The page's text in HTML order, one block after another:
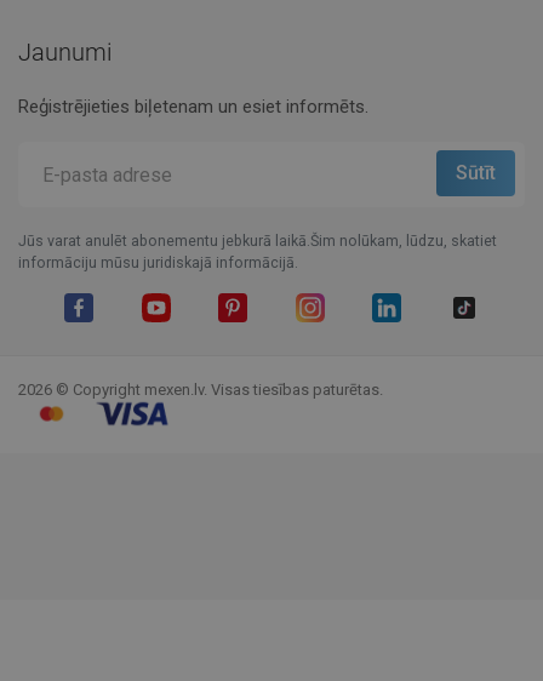
Jaunumi
Reģistrējieties biļetenam un esiet informēts.
Jūs varat anulēt abonementu jebkurā laikā.Šim nolūkam, lūdzu, skatiet
informāciju mūsu juridiskajā informācijā.
2026 © Copyright mexen.lv. Visas tiesības paturētas.